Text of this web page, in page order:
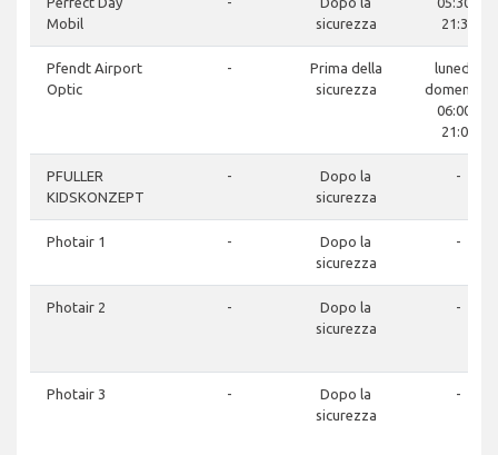
Mobil
sicurezza
21:30
Pfendt Airport
Optic
-
Prima della
sicurezza
lunedì -
domenica:
06:00 -
21:00
PFULLER
KIDSKONZEPT
-
Dopo la
sicurezza
-
Photair 1 -
Dopo la
sicurezza
-
Photair 2 -
Dopo la
sicurezza
-
Photair 3 -
Dopo la
sicurezza
-